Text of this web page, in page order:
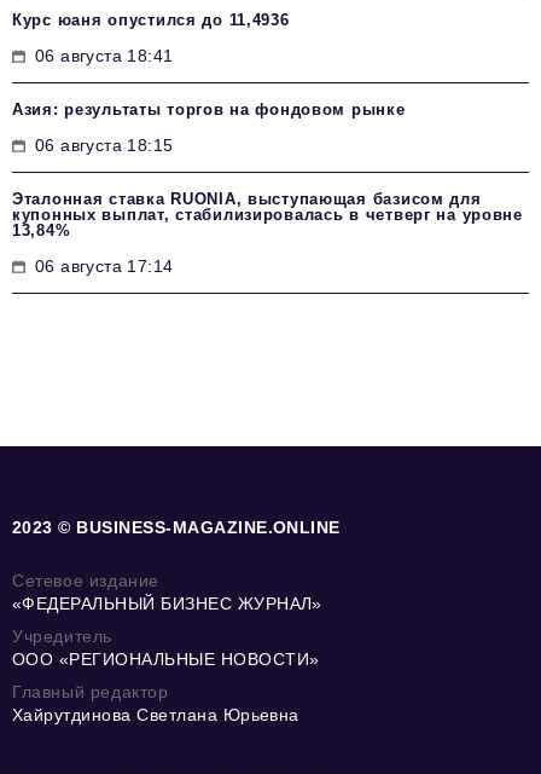
Курс юаня опустился до 11,4936
06 августа 18:41
Азия: результаты торгов на фондовом рынке
06 августа 18:15
Эталонная ставка RUONIA, выступающая базисом для
купонных выплат, стабилизировалась в четверг на уровне
13,84%
06 августа 17:14
2023 © BUSINESS-MAGAZINE.ONLINE
Сетевое издание
«ФЕДЕРАЛЬНЫЙ БИЗНЕС ЖУРНАЛ»
Учредитель
ООО «РЕГИОНАЛЬНЫЕ НОВОСТИ»
Главный редактор
Хайрутдинова Светлана Юрьевна